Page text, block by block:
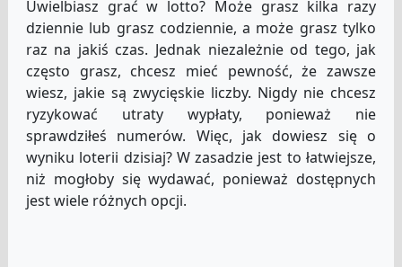
Uwielbiasz grać w lotto? Może grasz kilka razy
dziennie lub grasz codziennie, a może grasz tylko
raz na jakiś czas. Jednak niezależnie od tego, jak
często grasz, chcesz mieć pewność, że zawsze
wiesz, jakie są zwycięskie liczby. Nigdy nie chcesz
ryzykować utraty wypłaty, ponieważ nie
sprawdziłeś numerów. Więc, jak dowiesz się o
wyniku loterii dzisiaj? W zasadzie jest to łatwiejsze,
niż mogłoby się wydawać, ponieważ dostępnych
jest wiele różnych opcji.